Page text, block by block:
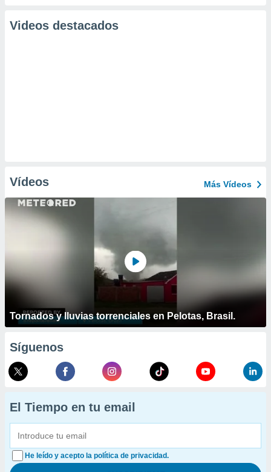
Videos destacados
Vídeos Más Vídeos
Tornados y lluvias torrenciales en Pelotas, Brasil.
Síguenos
El Tiempo en tu email
He leído y acepto la política de privacidad.